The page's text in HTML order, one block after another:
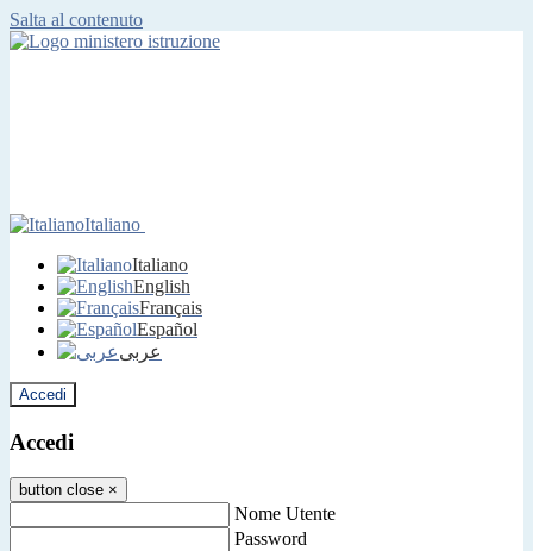
Salta al contenuto
Italiano
Italiano
English
Français
Español
عربى
Accedi
Accedi
button close ×
Nome Utente
Password